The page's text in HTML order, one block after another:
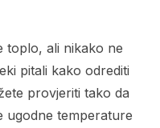
toplo, ali nikako ne
pitali kako odrediti
provjeriti tako da
ugodne temperature